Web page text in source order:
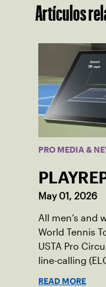
Artículos
PRO MEDIA &
May 01, 2026
All men’s and
World Tennis
USTA Pro
line-calling
READ MORE